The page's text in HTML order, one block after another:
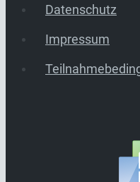
Datenschutz
Impressum